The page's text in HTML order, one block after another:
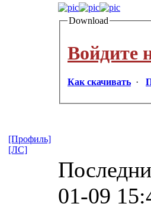
Download
Войдите
Как скачивать ·
01-09
[Профиль]
[ЛС]